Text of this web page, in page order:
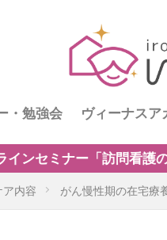
ス
・勉強会 ヴィーナスア
ヴィーナス
た保険外・自費サー
内容 がん慢性期の在宅療